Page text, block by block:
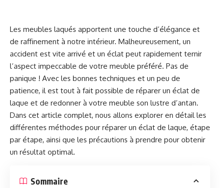
Les meubles laqués apportent une touche d’élégance et
de raffinement à notre intérieur. Malheureusement, un
accident est vite arrivé et un éclat peut rapidement ternir
l’aspect impeccable de votre meuble préféré. Pas de
panique ! Avec les bonnes techniques et un peu de
patience, il est tout à fait possible de réparer un éclat de
laque et de redonner à votre meuble son lustre d’antan.
Dans cet article complet, nous allons explorer en détail les
différentes méthodes pour réparer un éclat de laque, étape
par étape, ainsi que les précautions à prendre pour obtenir
un résultat optimal.
Sommaire